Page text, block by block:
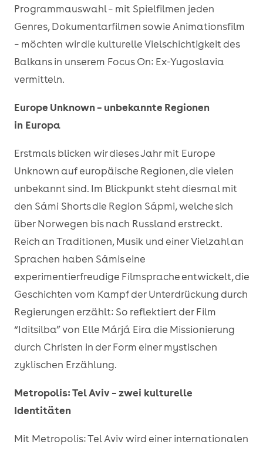
Programmauswahl – mit Spielfilmen jeden
Genres, Dokumentarfilmen sowie Animationsfilm
– möchten wir die kulturelle Vielschichtigkeit des
Balkans in unserem Focus On: Ex-Yugoslavia
vermitteln.
Europe Unknown – unbekannte Regionen
in Europa
Erstmals blicken wir dieses Jahr mit Europe
Unknown auf europäische Regionen, die vielen
unbekannt sind. Im Blickpunkt steht diesmal mit
den Sámi Shorts die Region Sápmi, welche sich
über Norwegen bis nach Russland erstreckt.
Reich an Traditionen, Musik und einer Vielzahl an
Sprachen haben Sámis eine
experimentierfreudige Filmsprache entwickelt, die
Geschichten vom Kampf der Unterdrückung durch
Regierungen erzählt: So reflektiert der Film
“Iditsilba” von Elle Márjá Eira die Missionierung
durch Christen in der Form einer mystischen
zyklischen Erzählung.
Metropolis: Tel Aviv – zwei kulturelle
Identitäten
Mit Metropolis: Tel Aviv wird einer internationalen